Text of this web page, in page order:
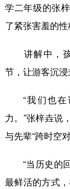
学二年级的张
了紧张害羞的
讲解中，孩
节，让游客沉浸
“我们也在
力。”张梓垚说
与先辈“跨时空
“当历史的回
最鲜活的方式